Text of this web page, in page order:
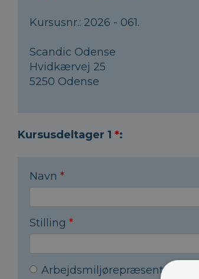
Kursusnr.: 2026 - 061.
Scandic Odense
Hvidkærvej 25
5250 Odense
Kursusdeltager 1 *:
Navn *
Stilling *
Arbejdsmiljørepræsentant